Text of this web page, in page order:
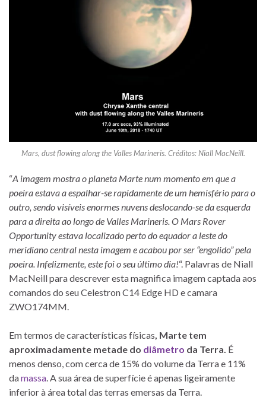
Mars, dust flowing along the Valles Marineris. Créditos: Niall MacNeill.
“A imagem mostra o planeta Marte num momento em que a
poeira estava a espalhar-se rapidamente de um hemisfério para o
outro, sendo visíveis enormes nuvens deslocando-se da esquerda
para a direita ao longo de Valles Marineris. O Mars Rover
Opportunity estava localizado perto do equador a leste do
meridiano central nesta imagem e acabou por ser “engolido” pela
poeira. Infelizmente, este foi o seu último dia!“. Palavras de Niall
MacNeill para descrever esta magnifica imagem captada aos
comandos do seu Celestron C14 Edge HD e camara
ZWO174MM.
Em termos de características físicas, Marte tem
aproximadamente metade do diâmetro da Terra. É
menos denso, com cerca de 15% do volume da Terra e 11%
damassa. A sua área de superfície é apenas ligeiramente
inferior à área total das terras emersas da Terra.